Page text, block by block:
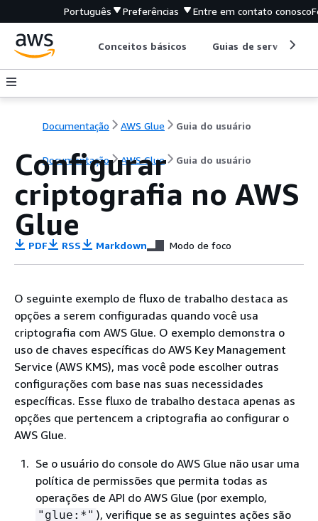
Português Preferências Entre em contato conosco
Conceitos básicos Guias de serviço
Documentação AWS Glue Guia do usuário
Documentação AWS Glue Guia do usuário
Configurar
criptografia no AWS
Glue
PDF RSS Markdown Modo de foco
O seguinte exemplo de fluxo de trabalho destaca as
opções a serem configuradas quando você usa
criptografia com AWS Glue. O exemplo demonstra o
uso de chaves específicas do AWS Key Management
Service (AWS KMS), mas você pode escolher outras
configurações com base nas suas necessidades
específicas. Esse fluxo de trabalho destaca apenas as
opções que pertencem a criptografia ao configurar o
AWS Glue.
Se o usuário do console do AWS Glue não usar uma
política de permissões que permita todas as
operações de API do AWS Glue (por exemplo,
"glue:*" ), verifique se as seguintes ações são